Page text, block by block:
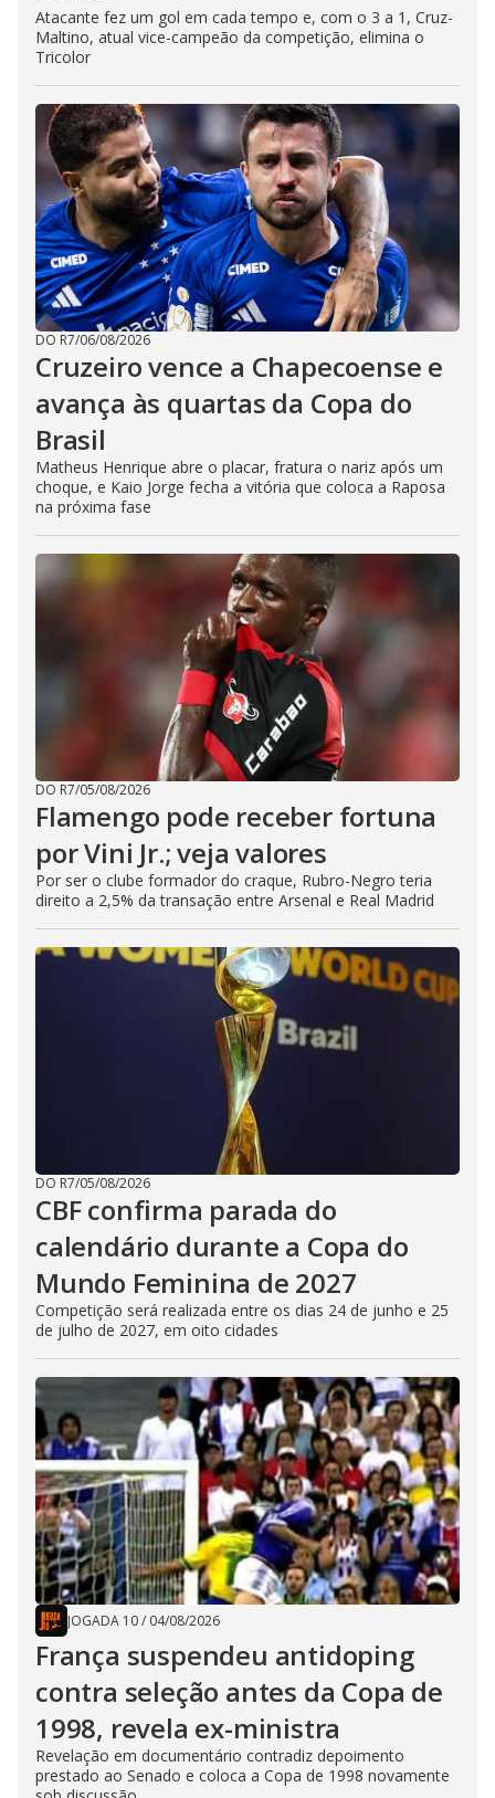
Atacante fez um gol em cada tempo e, com o 3 a 1, Cruz-
Maltino, atual vice-campeão da competição, elimina o
Tricolor
DO R7/06/08/2026
Cruzeiro vence a Chapecoense e
avança às quartas da Copa do
Brasil
Matheus Henrique abre o placar, fratura o nariz após um
choque, e Kaio Jorge fecha a vitória que coloca a Raposa
na próxima fase
DO R7/05/08/2026
Flamengo pode receber fortuna
por Vini Jr.; veja valores
Por ser o clube formador do craque, Rubro-Negro teria
direito a 2,5% da transação entre Arsenal e Real Madrid
DO R7/05/08/2026
CBF confirma parada do
calendário durante a Copa do
Mundo Feminina de 2027
Competição será realizada entre os dias 24 de junho e 25
de julho de 2027, em oito cidades
JOGADA 10/ 04/08/2026
França suspendeu antidoping
contra seleção antes da Copa de
1998, revela ex-ministra
Revelação em documentário contradiz depoimento
prestado ao Senado e coloca a Copa de 1998 novamente